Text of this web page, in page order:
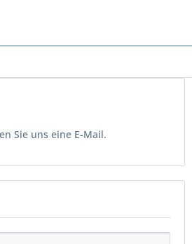
Sie uns eine E-Mail.